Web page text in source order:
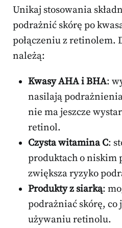
Unikaj stosowania
podrażnić skórę po
połączeniu z retinolem.
należą:
Kwasy AHA i BHA:
nasilają
nie ma jeszcze
retinol.
Czysta witamina C:
produktach o niskim
zwiększa ryzyko
Produkty z siarką:
podrażniać skórę, co
używaniu retinolu.